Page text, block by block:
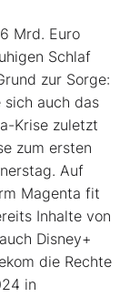
Mrd. Euro
Schlaf
zur Sorge:
auch das
Krise zuletzt
zum ersten
Auf
Magenta fit
Inhalte von
Disney+
die Rechte
in